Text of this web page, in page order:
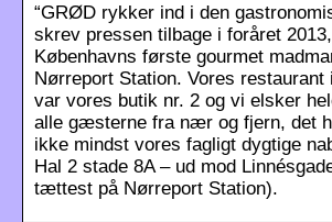
“GRØD rykker ind i den
skrev pressen tilbage i foråret
Københavns første gourmet
Nørreport Station. Vores restaurant
var vores butik nr. 2 og vi elsker
alle gæsterne fra nær og fjern, det
ikke mindst vores fagligt dygtige
Hal 2 stade 8A – ud mod
tættest på Nørreport Station).